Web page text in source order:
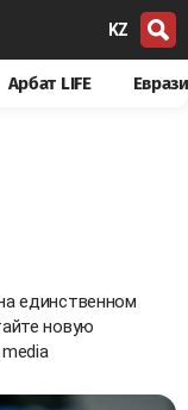
KZ
Арбат LIFE
единственном
новую